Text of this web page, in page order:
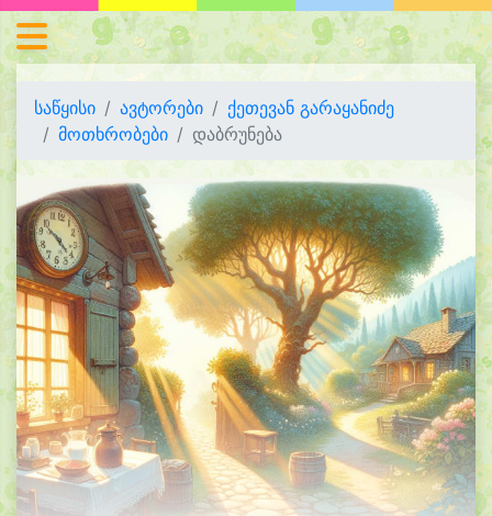
საწყისი ავტორები
ქეთევან გარაყანიძე
მოთხრობები
დაბრუნება